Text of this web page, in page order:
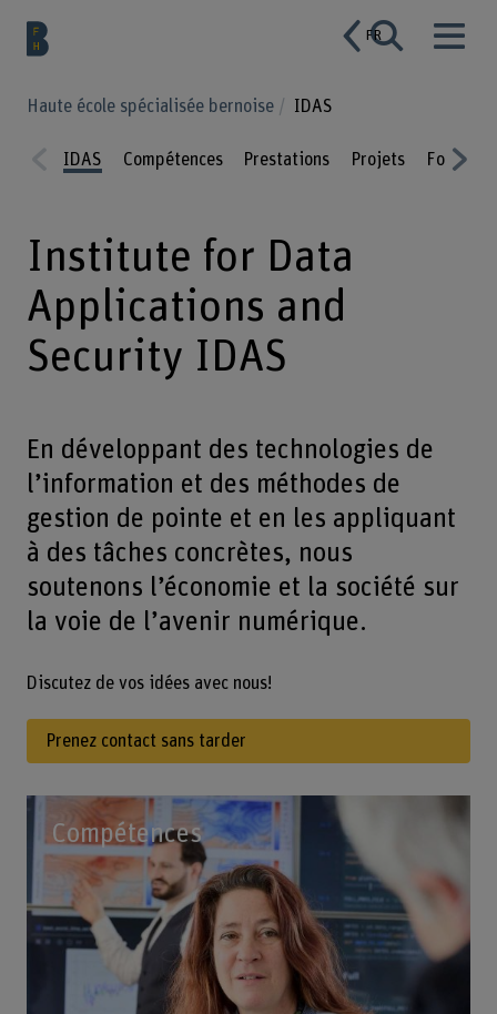
FR
Haute école spécialisée bernoise IDAS
ious
IDAS Compétences Prestations Projets
Institute for Data
Applications and
Security IDAS
En développant des technologies de
l’information et des méthodes de
gestion de pointe et en les appliquant
à des tâches concrètes, nous
soutenons l’économie et la société sur
la voie de l’avenir numérique.
Discutez de vos idées avec nous!
Prenez contact sans tarder
Compétences